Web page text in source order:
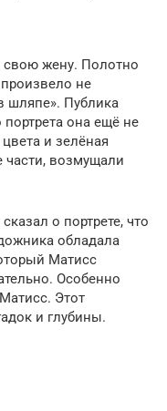
свою жену. Полотно
не
шляпе». Публика
портрета она ещё не
и зелёная
возмущали
о портрете, что
обладала
Матисс
Особенно
Этот
и глубины.